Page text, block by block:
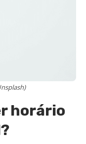
horário